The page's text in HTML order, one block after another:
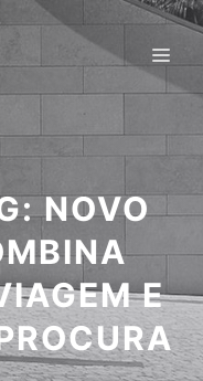
NOVO
E